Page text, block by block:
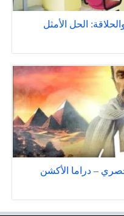
الحل الأمثل
– دراما الأكشن